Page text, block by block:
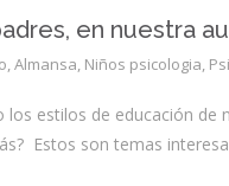
en nuestra
,Almansa, Niños psicologia,
estilos de educación de
Estos son temas